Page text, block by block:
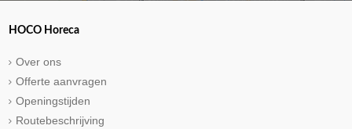
HOCO Horeca
Over ons
Offerte aanvragen
Openingstijden
Routebeschrijving